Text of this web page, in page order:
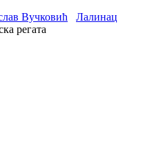
Вучковић
Лалинац
регата